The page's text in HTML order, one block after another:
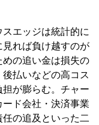
エッジは統計的に
れば負け越すのが
の追い金は損失の
払いなどの高コス
が膨らむ。チャー
ド会社・決済事業
の追及といった二